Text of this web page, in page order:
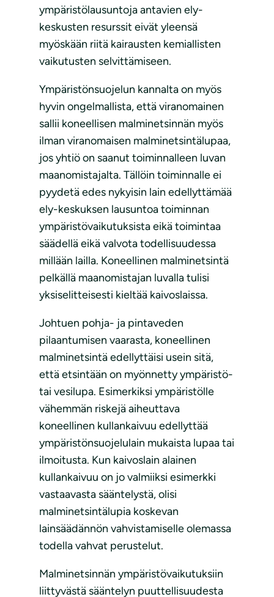
ympäristölausuntoja antavien ely-
keskusten resurssit eivät yleensä
myöskään riitä kairausten kemiallisten
vaikutusten selvittämiseen.
Ympäristönsuojelun kannalta on myös
hyvin ongelmallista, että viranomainen
sallii koneellisen malminetsinnän myös
ilman viranomaisen malminetsintälupaa,
jos yhtiö on saanut toiminnalleen luvan
maanomistajalta. Tällöin toiminnalle ei
pyydetä edes nykyisin lain edellyttämää
ely-keskuksen lausuntoa toiminnan
ympäristövaikutuksista eikä toimintaa
säädellä eikä valvota todellisuudessa
millään lailla. Koneellinen malminetsintä
pelkällä maanomistajan luvalla tulisi
yksiselitteisesti kieltää kaivoslaissa.
Johtuen pohja- ja pintaveden
pilaantumisen vaarasta, koneellinen
malminetsintä edellyttäisi usein sitä,
että etsintään on myönnetty ympäristö-
tai vesilupa. Esimerkiksi ympäristölle
vähemmän riskejä aiheuttava
koneellinen kullankaivuu edellyttää
ympäristönsuojelulain mukaista lupaa tai
ilmoitusta. Kun kaivoslain alainen
kullankaivuu on jo valmiiksi esimerkki
vastaavasta sääntelystä, olisi
malminetsintälupia koskevan
lainsäädännön vahvistamiselle olemassa
todella vahvat perustelut.
Malminetsinnän ympäristövaikutuksiin
liittyvästä sääntelyn puuttellisuudesta